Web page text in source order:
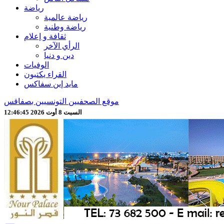
رياضة
رياضة عالمية
رياضة وطنية
ثقافة و إعلام
الرأي الآخر
دين و دنيا
الوفيات
القراء يكتبون
مايد إين سفاكس
موقع الصحفيين التونسيين بصفاقس
السبت 8 أوت 2026 12:46:47